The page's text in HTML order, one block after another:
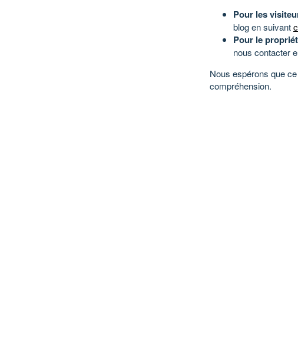
Pour les
blog en suivant
Pour le
nous contacter
Nous espérons que
compréhension.